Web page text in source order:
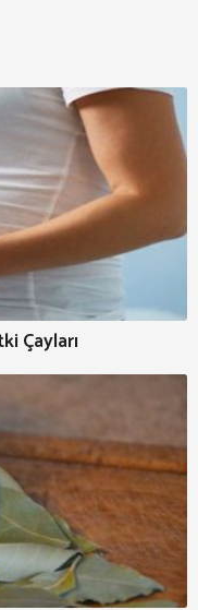
Çayları